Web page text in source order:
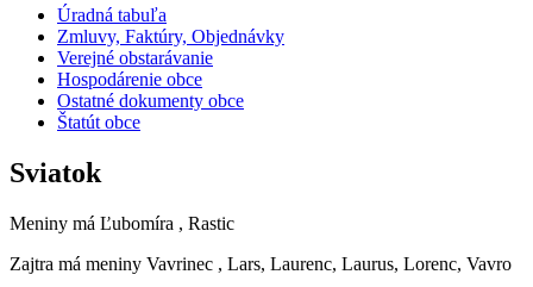
Úradná tabuľa
Zmluvy, Faktúry, Objednávky
Verejné obstarávanie
Hospodárenie obce
Ostatné dokumenty obce
Štatút obce
Sviatok
Meniny má Ľubomíra , Rastic
Zajtra má meniny Vavrinec , Lars, Laurenc, Laurus, Lorenc, Vavro